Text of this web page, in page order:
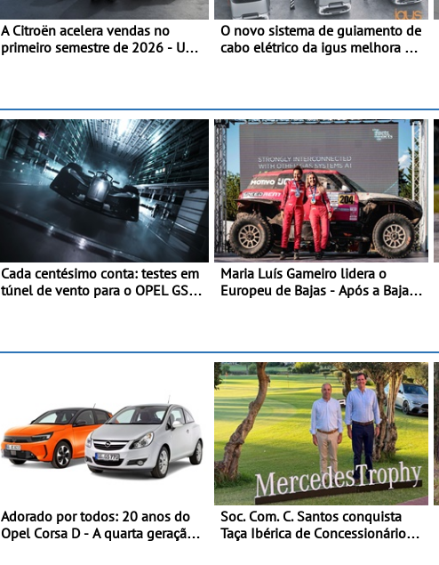
A Citroën acelera vendas no
primeiro semestre de 2026 - Uma
O novo sistema de guiamento de
cabo elétrico da igus melhora o
para os motoristas, menos
acidentes nas manobras e
máxima proteção contra furtos
Cada centésimo conta: testes em
túnel de vento para o OPEL GSE
afinação do veículo
Maria Luís Gameiro lidera o
Europeu de Bajas - Após a Baja
Adorado por todos: 20 anos do
Opel Corsa D - A quarta geração
Soc. Com. C. Santos conquista
Taça Ibérica de Concessionários